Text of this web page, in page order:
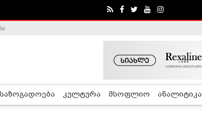
კომისია
საზოგადოება კულტურა მსოფლიო ანალიტიკა